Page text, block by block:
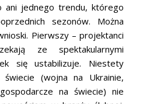
ani jednego trendu, którego
sezonów. Można
Pierwszy – projektanci
ze spektakularnymi
się ustabilizuje. Niestety
(wojna na Ukrainie,
na świecie) nie